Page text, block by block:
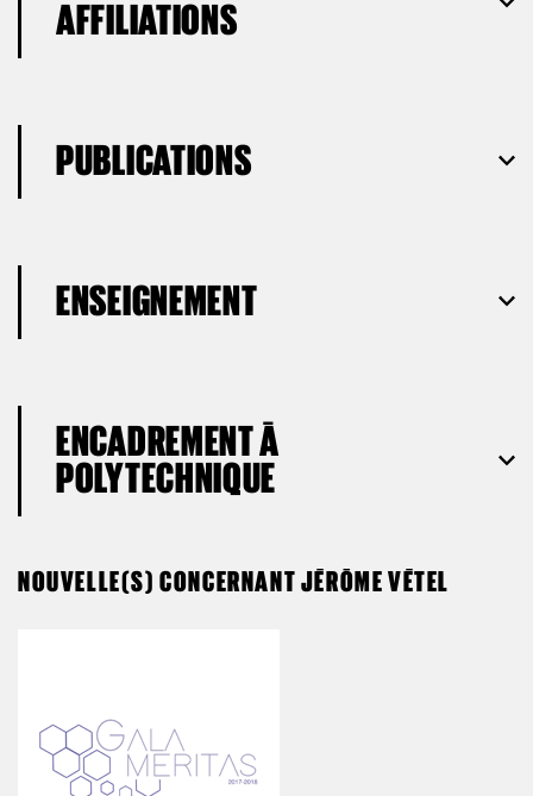
AFFILIATIONS
PUBLICATIONS
ENSEIGNEMENT
ENCADREMENT À
POLYTECHNIQUE
NOUVELLE(S) CONCERNANT JÉRÔME VÉTEL